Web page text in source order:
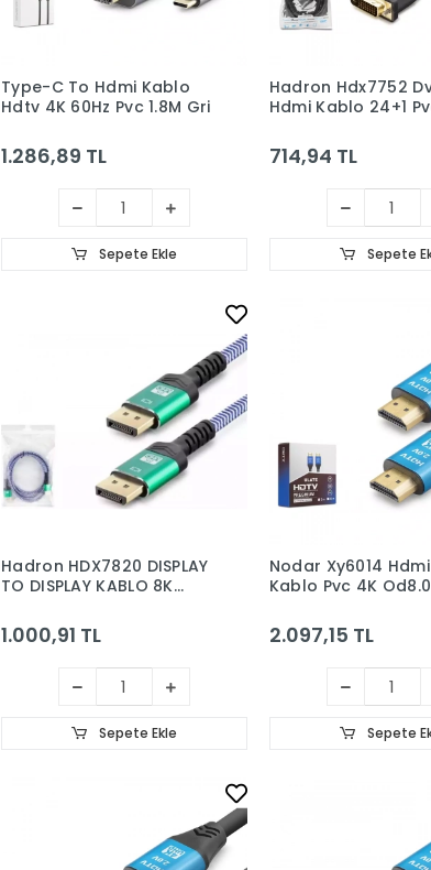
Type-C To Hdmi Kablo
Hdtv 4K 60Hz Pvc 1.8M Gri
1.286,89 TL
Sepete Ekle
Hadron Hdx7752
Hdmi Kablo 24+1
714,94 TL
Sepete
Hadron HDX7820 DISPLAY
TO DISPLAY KABLO 8K
1.000,91 TL
Sepete Ekle
Nodar Xy6014 Hdmi
Kablo Pvc 4K Od8.0
2.097,15 TL
Sepete